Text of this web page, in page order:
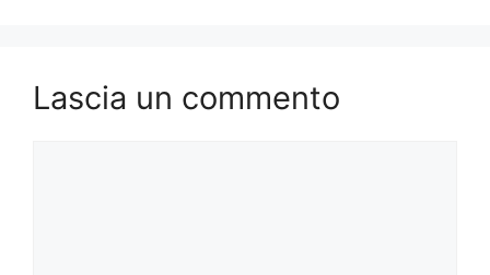
Lascia un commento